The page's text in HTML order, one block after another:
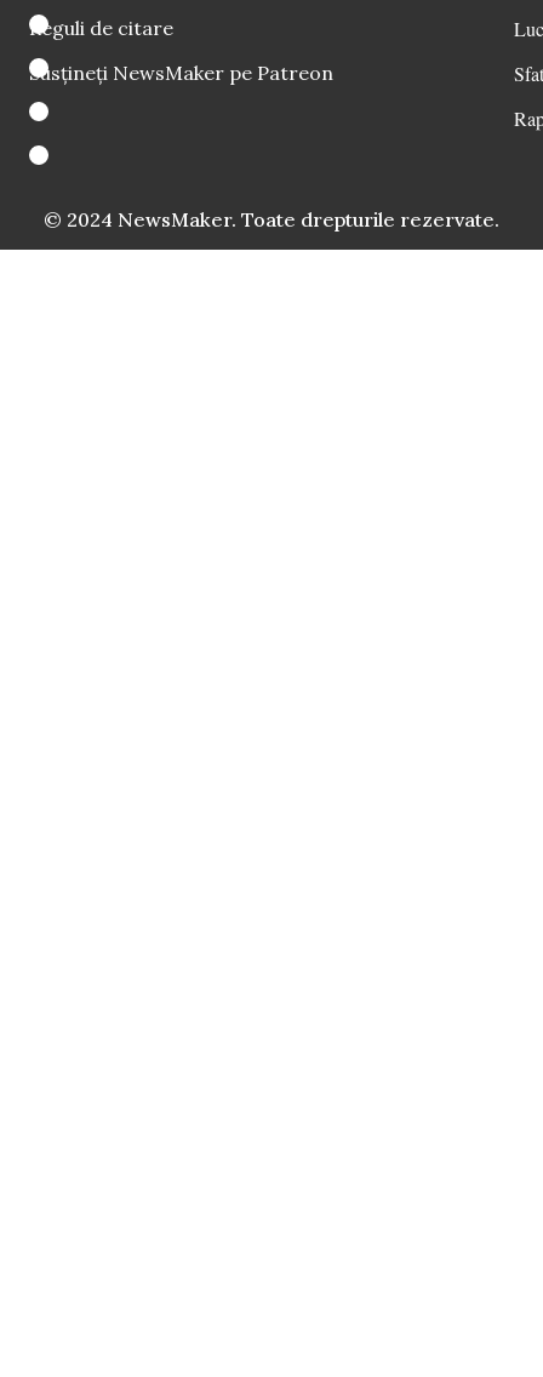
Reguli de citare
Susțineți NewsMaker pe Patreon
© 2024 NewsMaker. Toate drepturile rezervate.